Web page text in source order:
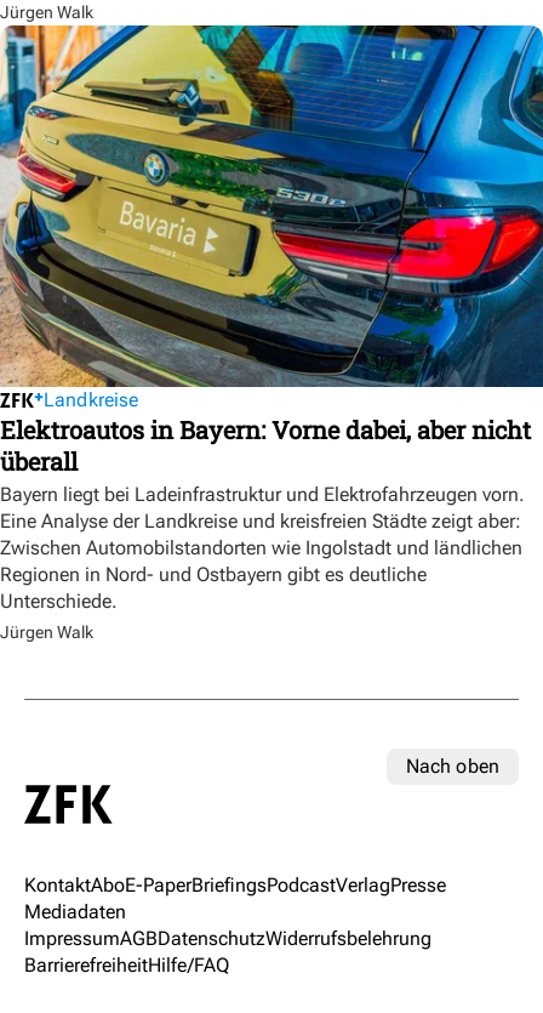
Jürgen Walk
Landkreise
Elektroautos in Bayern: Vorne dabei, aber nicht
überall
Bayern liegt bei Ladeinfrastruktur und Elektrofahrzeugen vorn.
Eine Analyse der Landkreise und kreisfreien Städte zeigt aber:
Zwischen Automobilstandorten wie Ingolstadt und ländlichen
Regionen in Nord- und Ostbayern gibt es deutliche
Unterschiede.
Jürgen Walk
Nach oben
KontaktAboE-PaperBriefingsPodcastVerlagPresse
Mediadaten
ImpressumAGBDatenschutzWiderrufsbelehrung
BarrierefreiheitHilfe/FAQ